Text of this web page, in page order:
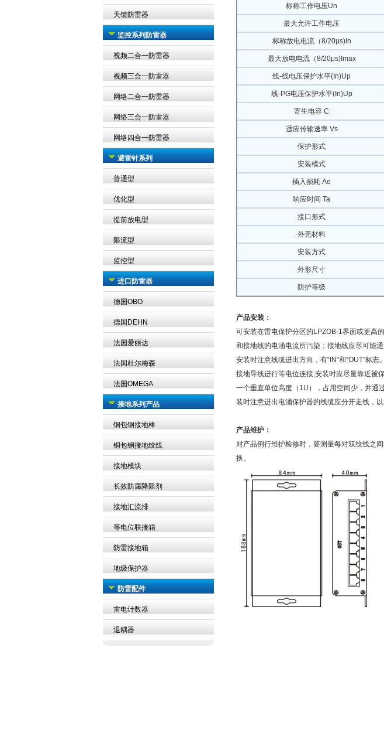
天馈防雷器
监控系列防雷器
视频二合一防雷器
视频三合一防雷器
网络二合一防雷器
网络三合一防雷器
网络四合一防雷器
避雷针系列
普通型
优化型
提前放电型
限流型
监控型
进口防雷器
德国OBO
德国DEHN
法国爱丽达
法国杜尔梅森
法国OMEGA
接地系列产品
铜包钢接地棒
铜包钢接地绞线
接地模块
长效防腐降阻剂
接地汇流排
等电位联接箱
防雷接地箱
地级保护器
防雷配件
雷电计数器
退耦器
标称工作电压Un
最大允许工作电压
标称放电电流（8/20μs)In
最大放电电流（8/20μs)Imax
线-线电压保护水平(In)Up
线-PG电压保护水平(In)Up
寄生电容 C
适应传输速率 Vs
保护形式
安装模式
插入损耗 Ae
响应时间 Ta
接口形式
外壳材料
安装方式
外形尺寸
防护等级
产品安装：
可安装在雷电保护分区的LPZOB-1界面或更高
和接地线的电涌电流所污染；接地线应尽可能
安装时注意线缆进出方向，有“IN”和“OUT”标
接地导线进行等电位连接,安装时应尽量靠近被
一个垂直单位高度（1U），占用空间少，并通
装时注意进出电涌保护器的线缆应分开走线，以
产品维护：
对产品例行维护检修时，要测量每对双绞线之
换。